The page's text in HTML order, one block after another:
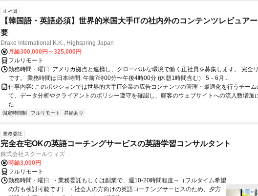
正社員
【韓国語・英語必須】世界的米国大手ITの社内外のコンテンツレビュア
要
Drake International K.K., Highspring Japan
月給300,000円～325,000円
フルリモート
勤務時間・曜日: アメリカ拠点と連携し、グローバルな環境で働く正社員を募集します。 完全
です。 業務時間は日本時間: 午前7時00分〜午後4時00分 (休憩1時間含む） 5－6月...
仕事内容: このポジションでは世界的大手IT企業の広告コンテンツの管理・最適化を行うチー
て、データ分析やクライアントのポリシー遵守を確認し、顧客のウェブサイトへの流入数増加
た...
固定時間制 フルリモート 昇給あり
業務委託
完全在宅OKの英語コーチングサービスの英語学習コンサルタント
株式会社スクールウィズ
時給3,000円
フルリモート
勤務時間・曜日: ・業務委託もしくは副業で、週10-20時間程度～（フルタイム希望
の方も検討可能です） ・社会人の方向けの英語コーチングサービスのため、夕方